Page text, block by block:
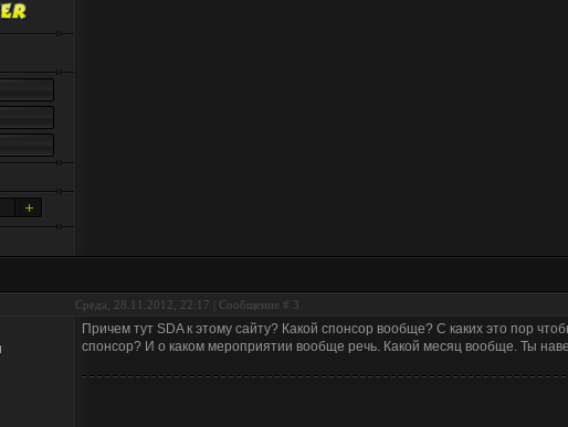
Среда, 28.11.2012, 22:17 | Сообщение # 3
Причем тут SDA к этому сайту? Какой спонсор вообще? С каких это пор
спонсор? И о каком мероприятии вообще речь. Какой месяц вообще. Ты